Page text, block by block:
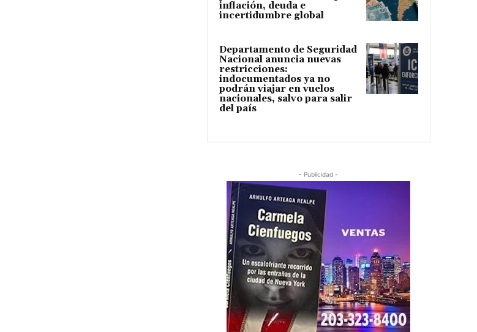
inflación, deuda e
incertidumbre global
Departamento de Seguridad
Nacional anuncia nuevas
restricciones:
indocumentados ya no
podrán viajar en vuelos
nacionales, salvo para salir
del país
- Publicidad -